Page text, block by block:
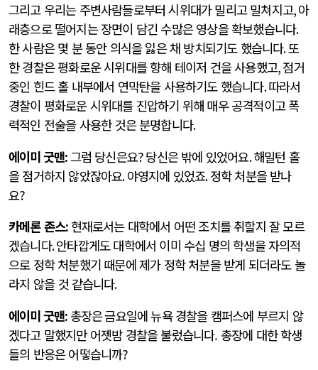
그리고 우리는 주변사람들로부터 시위대가 밀리고 밀쳐지고,아
래층으로 떨어지는 장면이 담긴 수많은 영상을 확보했습니다.
한 사람은 몇 분 동안 의식을 잃은 채 방치되기도 했습니다.또
한 경찰은 평화로운 시위대를 향해 테이저 건을 사용했고,점거
중인 힌드 홀 내부에서 연막탄을 사용하기도 했습니다.따라서
경찰이 평화로운 시위대를 진압하기 위해 매우 공격적이고 폭
력적인 전술을 사용한 것은 분명합니다.
에이미 굿맨:그럼 당신은요?당신은 밖에 있었어요.해밀턴 홀
을 점거하지 않았잖아요.야영지에 있었죠.정학 처분을 받나
요?
카메론 존스: 현재로서는 대학에서 어떤 조치를 취할지 잘 모르
겠습니다.안타깝게도 대학에서 이미 수십 명의 학생을 자의적
으로 정학 처분했기 때문에 제가 정학 처분을 받게 되더라도 놀
라지 않을 것 같습니다.
에이미 굿맨: 총장은금요일에 뉴욕 경찰을 캠퍼스에 부르지 않
겠다고 말했지만 어젯밤 경찰을 불렀습니다. 총장에 대한 학생
들의 반응은 어떻습니까?